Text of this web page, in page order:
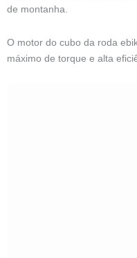
de montanha.
O motor do cubo da roda
máximo de torque e alta